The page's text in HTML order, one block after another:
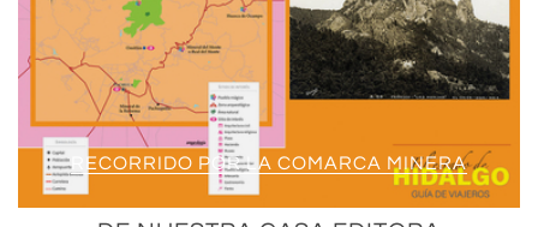
RECORRIDO POR LA COMARCA MINERA